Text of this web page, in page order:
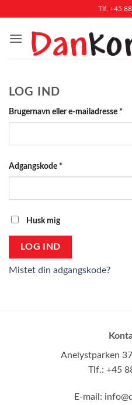
indhold
Tlf. +45
LOG IND
Brugernavn eller e-mailadresse *
Adgangskode *
Husk mig
LOG IND
Mistet din adgangskode?
Anelystparken
Tlf.: +45
E-mail: